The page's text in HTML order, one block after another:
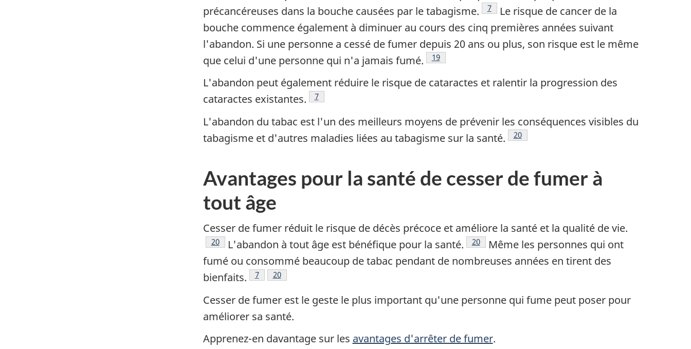
précancéreuses dans la bouche causées par le tabagisme.
Note de bas de page
7 Le risque de cancer de la
bouche commence également à diminuer au cours des cinq premières années suivant
l'abandon. Si une personne a cessé de fumer depuis 20 ans ou plus, son risque est le même
que celui d'une personne qui n'a jamais fumé.
Note de bas de page
19
L'abandon peut également réduire le risque de cataractes et ralentir la progression des
cataractes existantes.
Note de bas de page
7
L'abandon du tabac est l'un des meilleurs moyens de prévenir les conséquences visibles du
tabagisme et d'autres maladies liées au tabagisme sur la santé.
Note de bas de page
20
Avantages pour la santé de cesser de fumer à
tout âge
Cesser de fumer réduit le risque de décès précoce et améliore la santé et la qualité de vie.
Note de bas de page
20 L'abandon à tout âge est bénéfique pour la santé. Note de bas de page
20 Même les personnes qui ont
fumé ou consommé beaucoup de tabac pendant de nombreuses années en tirent des
bienfaits.
Note de bas de page
7 Note de bas de page
20
Cesser de fumer est le geste le plus important qu'une personne qui fume peut poser pour
améliorer sa santé.
Apprenez-en davantage sur les avantages d'arrêter de fumer.